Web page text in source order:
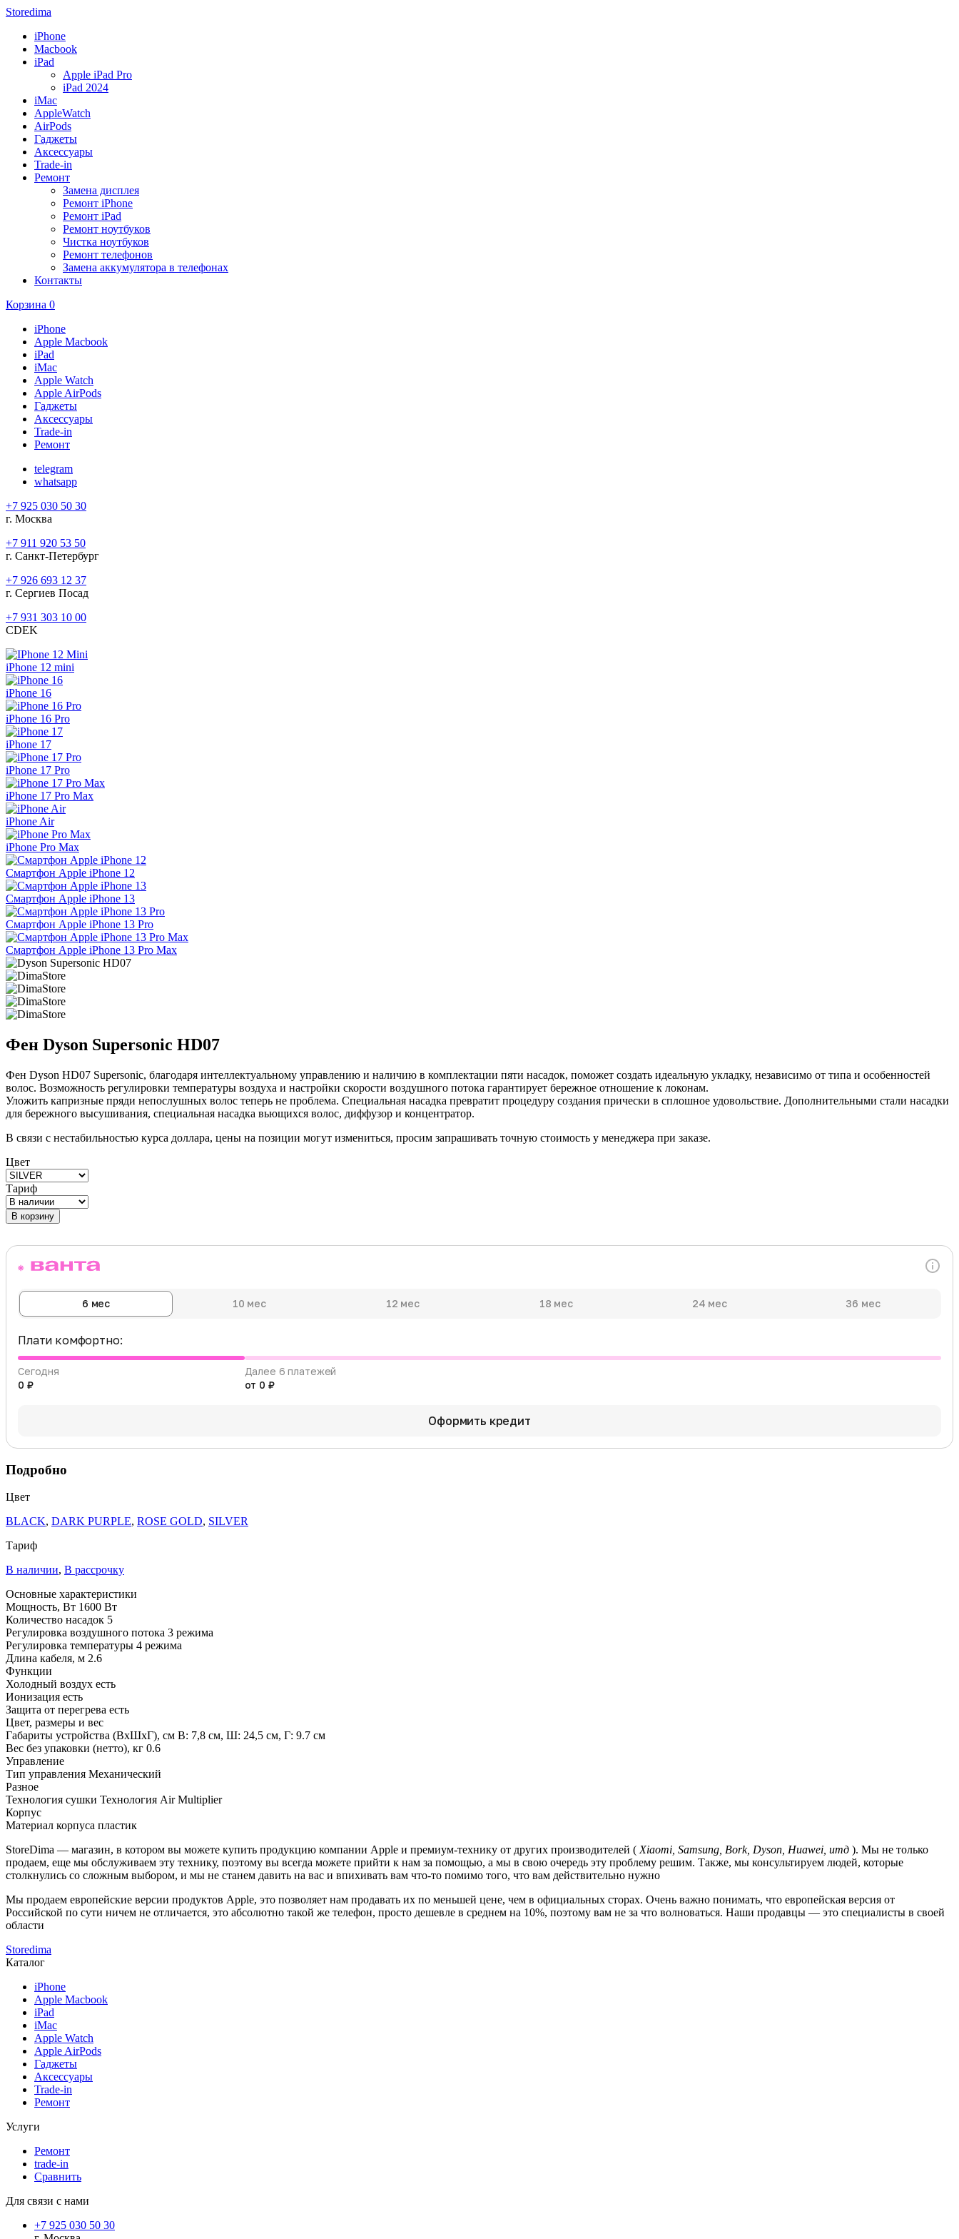
Storedima
iPhone
Macbook
iPad
Apple iPad Pro
iPad 2024
iMac
AppleWatch
AirPods
Гаджеты
Аксессуары
Trade-in
Ремонт
Замена дисплея
Ремонт iPhone
Ремонт iPad
Ремонт ноутбуков
Чистка ноутбуков
Ремонт телефонов
Замена аккумулятора в телефонах
Контакты
Корзина 0
iPhone
Apple Macbook
iPad
iMac
Apple Watch
Apple AirPods
Гаджеты
Аксессуары
Trade-in
Ремонт
telegram
whatsapp
+7 925 030 50 30
г. Москва
+7 911 920 53 50
г. Санкт-Петербург
+7 926 693 12 37
г. Сергиев Посад
+7 931 303 10 00
CDEK
iPhone 12 mini
iPhone 16
iPhone 16 Pro
iPhone 17
iPhone 17 Pro
iPhone 17 Pro Max
iPhone Air
iPhone Pro Max
Смартфон Apple iPhone 12
Смартфон Apple iPhone 13
Смартфон Apple iPhone 13 Pro
Смартфон Apple iPhone 13 Pro Max
Фен Dyson Supersonic HD07
Фен Dyson HD07 Supersonic, благодаря интеллектуальному управлению и наличию в комплектации пяти насадок, поможет создать идеальную укладку, независимо от типа и особенностей
волос. Возможность регулировки температуры воздуха и настройки скорости воздушного потока гарантирует бережное отношение к локонам.
Уложить капризные пряди непослушных волос теперь не проблема. Специальная насадка превратит процедуру создания прически в сплошное удовольствие. Дополнительными стали насадки
для бережного высушивания, специальная насадка вьющихся волос, диффузор и концентратор.
В связи с нестабильностью курса доллара, цены на позиции могут измениться, просим запрашивать точную стоимость у менеджера при заказе.
Цвет
Тариф
В корзину
6 мес 10 мес 12 мес 18 мес 24 мес 36 мес
Плати комфортно:
Сегодня
0 ₽
Далее 6 платежей
от 0 ₽
Оформить кредит
Подробно
Цвет
BLACK, DARK PURPLE, ROSE GOLD, SILVER
Тариф
В наличии, В рассрочку
Основные характеристики
Мощность, Вт 1600 Вт
Количество насадок 5
Регулировка воздушного потока 3 режима
Регулировка температуры 4 режима
Длина кабеля, м 2.6
Функции
Холодный воздух есть
Ионизация есть
Защита от перегрева есть
Цвет, размеры и вес
Габариты устройства (ВхШхГ), см В: 7,8 см, Ш: 24,5 см, Г: 9.7 см
Вес без упаковки (нетто), кг 0.6
Управление
Тип управления Механический
Разное
Технология сушки Технология Air Multiplier
Корпус
Материал корпуса пластик
StoreDima — магазин, в котором вы можете купить продукцию компании Apple и премиум-технику от других производителей ( Xiaomi, Samsung, Bork, Dyson, Huawei, итд ). Мы не только
продаем, еще мы обслуживаем эту технику, поэтому вы всегда можете прийти к нам за помощью, а мы в свою очередь эту проблему решим. Также, мы консультируем людей, которые
столкнулись со сложным выбором, и мы не станем давить на вас и впихивать вам что-то помимо того, что вам действительно нужно
Мы продаем европейские версии продуктов Apple, это позволяет нам продавать их по меньшей цене, чем в официальных сторах. Очень важно понимать, что европейская версия от
Российской по сути ничем не отличается, это абсолютно такой же телефон, просто дешевле в среднем на 10%, поэтому вам не за что волноваться. Наши продавцы — это специалисты в своей
области
Storedima
Каталог
iPhone
Apple Macbook
iPad
iMac
Apple Watch
Apple AirPods
Гаджеты
Аксессуары
Trade-in
Ремонт
Услуги
Ремонт
trade-in
Сравнить
Для связи с нами
+7 925 030 50 30